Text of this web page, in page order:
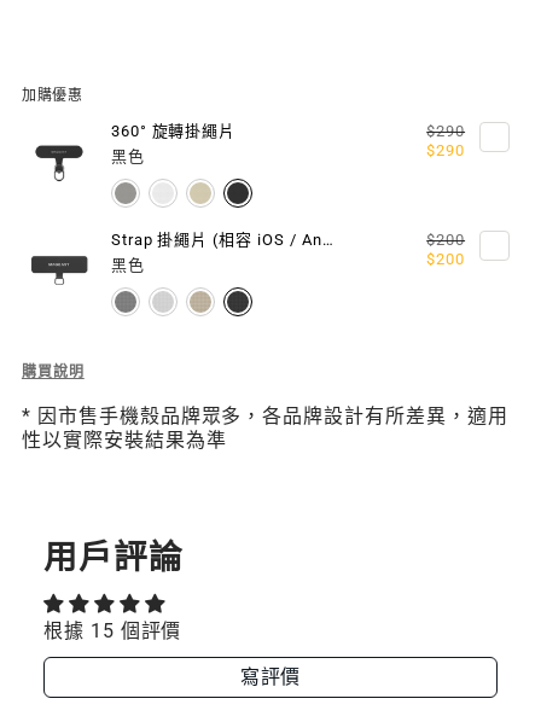
STRAP
掛
繩/
繩
組
(相
容
/
ANDROID
手
掛
繩/
掛
片
(相
容
/
手
加購優惠
360° 旋轉掛繩片
黑色
$290
$290
Strap 掛繩片 (相容 iOS / Android 手機殼)
黑色
$200
$200
Description
6
mm
(相
iOS
購買說明
* 因市售手機殼品牌眾多，各品牌設計有所差異，適用
性以實際安裝結果為準
用戶評論
根據 15 個評價
寫評價